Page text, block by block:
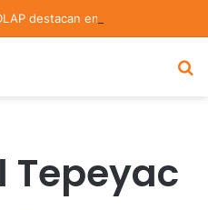
Tepeyac